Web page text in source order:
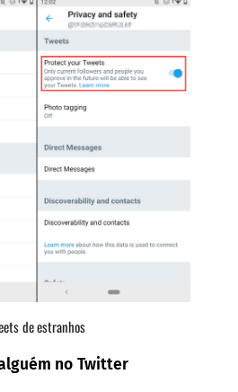
de estranhos
no Twitter